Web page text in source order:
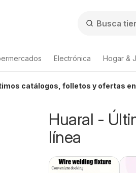
Electrónica Hogar &
catálogos, folletos y ofertas
Huaral -
línea